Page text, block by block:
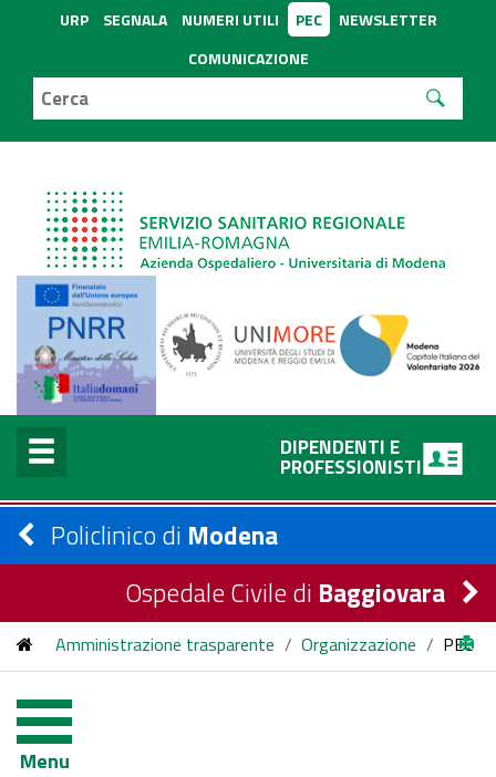
URP SEGNALA NUMERI UTILI PEC
NEWSLETTER
COMUNICAZIONE
DIPENDENTI E
PROFESSIONISTI
Policlinico di Modena
Ospedale Civile di Baggiovara
Amministrazione trasparente / Organizzazione / PEC
Menu